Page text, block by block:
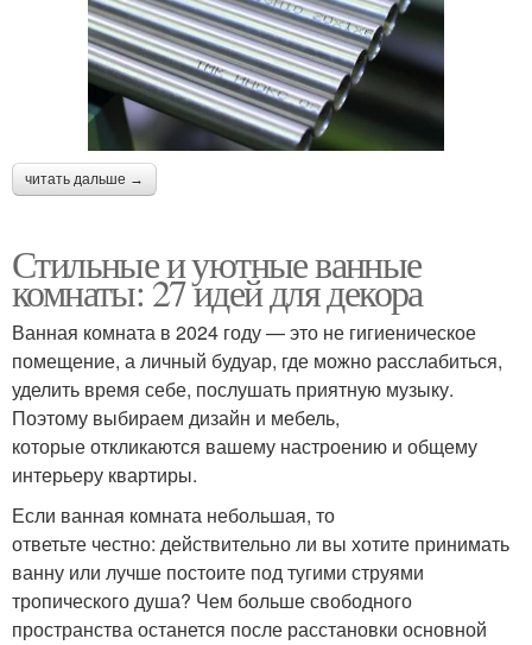
читать дальше →
Стильные и уютные ванные
комнаты: 27 идей для декора
Ванная комната в 2024 году — это не гигиеническое
помещение, а личный будуар, где можно расслабиться,
уделить время себе, послушать приятную музыку.
Поэтому выбираем дизайн и мебель,
которые откликаются вашему настроению и общему
интерьеру квартиры.
Если ванная комната небольшая, то
ответьте честно: действительно ли вы хотите принимать
ванну или лучше постоите под тугими струями
тропического душа? Чем больше свободного
пространства останется после расстановки основной